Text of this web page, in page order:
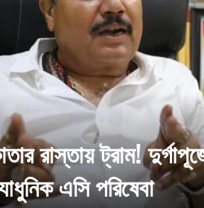
অনুমতিতে ফের
আর্জি খারিজ কলকাতা